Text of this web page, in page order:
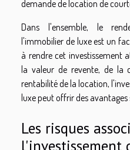
demande de location de
Dans l'ensemble, le
l'immobilier de luxe est un
à rendre cet investissement
la valeur de revente, de la
rentabilité de la location,
luxe peut offrir des
Les risques
l'investissement